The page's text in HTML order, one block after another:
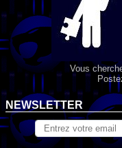
Vous
NEWSLETTER